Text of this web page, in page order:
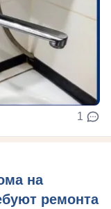
1
на
ремонта